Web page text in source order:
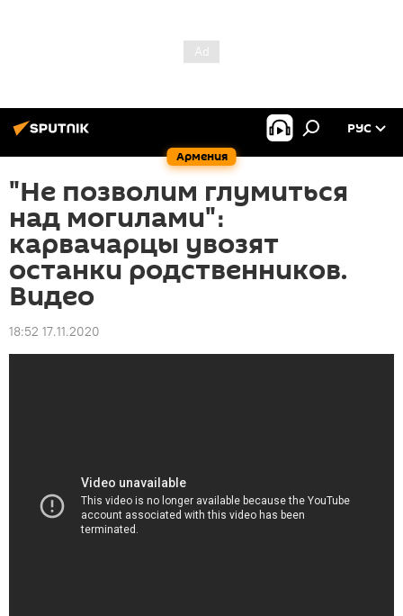
Армения
РУС
"Не позволим глумиться
над могилами"։
карвачарцы увозят
останки родственников.
Видео
18:52 17.11.2020